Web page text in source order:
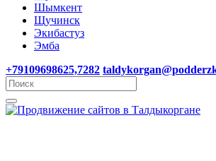
Шымкент
Щучинск
Экибастуз
Эмба
+79109698625,7282